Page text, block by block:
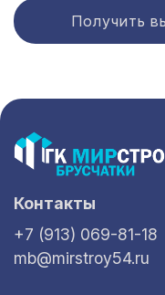
Получить
Контакты
+7 (913) 069-81-18
mb@mirstroy54.ru